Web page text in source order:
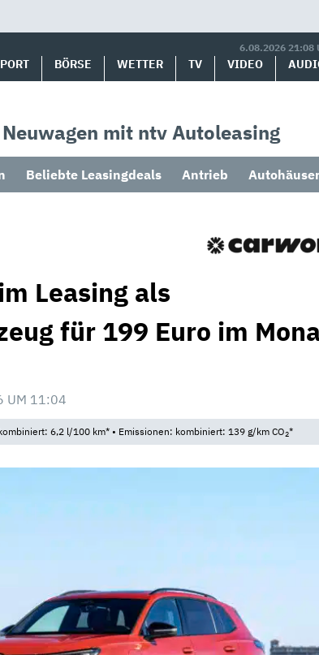
6.08.2026 21:08
BÖRSE WETTER TV VIDEO
mit ntv Autoleasing
Beliebte Leasingdeals Antrieb Autohäuser
Leasing als
für 199 Euro im
UM 11:04
6,2 l/100 km* • Emissionen: kombiniert: 139 g/km CO2*